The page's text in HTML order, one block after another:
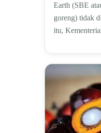
Earth (SBE
goreng) tidak
itu,